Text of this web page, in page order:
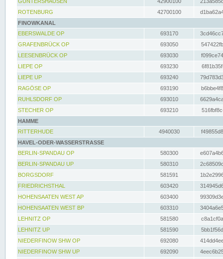
ROTENBURG
42700100
FINOWKANAL
EBERSWALDE OP
693170
GRAFENBRÜCK OP
693050
LEESENBRÜCK OP
693030
LIEPE OP
693230
LIEPE UP
693240
RAGÖSE OP
693190
RUHLSDORF OP
693010
STECHER OP
693210
HAMME
RITTERHUDE
4940030
HAVEL-ODER-WASSERSTRASSE
BERLIN-SPANDAU OP
580300
BERLIN-SPANDAU UP
580310
BORGSDORF
581591
FRIEDRICHSTHAL
603420
HOHENSAATEN WEST AP
603400
HOHENSAATEN WEST BP
603310
LEHNITZ OP
581580
LEHNITZ UP
581590
NIEDERFINOW SHW OP
692080
NIEDERFINOW SHW UP
692090